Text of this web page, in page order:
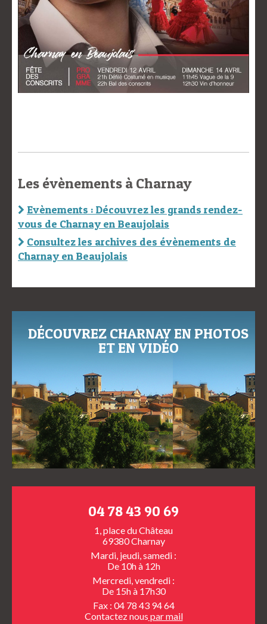
Les évènements à Charnay
Evènements : Découvrez les grands rendez-
vous de Charnay en Beaujolais
Consultez les archives des évènements de
Charnay en Beaujolais
DÉCOUVREZ CHARNAY EN PHOTOS
ET EN VIDÉO
04 78 43 90 69
1, place du Château
69380 Charnay
Mardi, jeudi, samedi :
De 10h à 12h
Mercredi, vendredi :
De 15h à 17h30
Fax : 04 78 43 94 64
Contactez nous par mail